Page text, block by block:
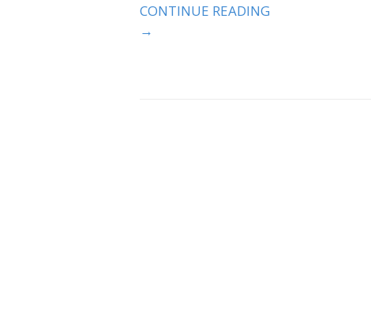
CONTINUE READING
→